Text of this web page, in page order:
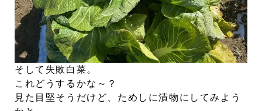
そして失敗白菜。
これどうするかな～？
見た目堅そうだけど、ためしに漬物にしてみよう